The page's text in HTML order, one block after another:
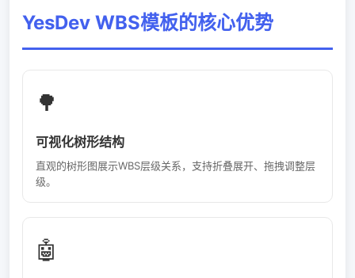
YesDev WBS模板的核心优势
🌳
可视化树形结构
直观的树形图展示WBS层级关系，支持折叠展开、拖拽调整层
级。
🤖